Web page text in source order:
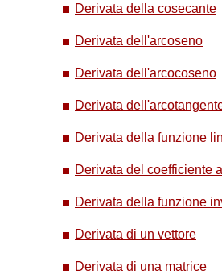
Derivata della cosecante
Derivata dell'arcoseno
Derivata dell'arcocoseno
Derivata
Derivata della funzione
Derivata del coefficiente
Derivata della funzione
Derivata di un vettore
Derivata di una matrice